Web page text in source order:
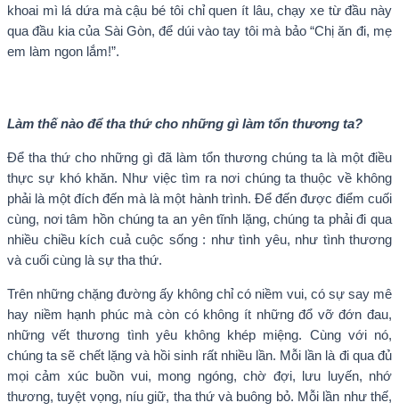
khoai mì lá dứa mà cậu bé tôi chỉ quen ít lâu, chạy xe từ đầu này
qua đầu kia của Sài Gòn, để dúi vào tay tôi mà bảo “Chị ăn đi, mẹ
em làm ngon lắm!”.
Làm thế nào để tha thứ cho những gì làm tổn thương ta?
Để tha thứ cho những gì đã làm tổn thương chúng ta là một điều
thực sự khó khăn. Như việc tìm ra nơi chúng ta thuộc về không
phải là một đích đến mà là một hành trình. Để đến được điểm cuối
cùng, nơi tâm hồn chúng ta an yên tĩnh lặng, chúng ta phải đi qua
nhiều chiều kích cuả cuộc sống : như tình yêu, như tình thương
và cuối cùng là sự tha thứ.
Trên những chặng đường ấy không chỉ có niềm vui, có sự say mê
hay niềm hạnh phúc mà còn có không ít những đổ vỡ đớn đau,
những vết thương tình yêu không khép miệng. Cùng với nó,
chúng ta sẽ chết lặng và hồi sinh rất nhiều lần. Mỗi lần là đi qua đủ
mọi cảm xúc buồn vui, mong ngóng, chờ đợi, lưu luyến, nhớ
thương, tuyệt vọng, níu giữ, tha thứ và buông bỏ. Mỗi lần như thế,